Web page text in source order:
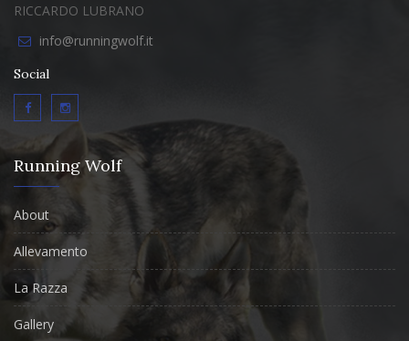
RICCARDO LUBRANO
info@runningwolf.it
Social
Running Wolf
About
Allevamento
La Razza
Gallery